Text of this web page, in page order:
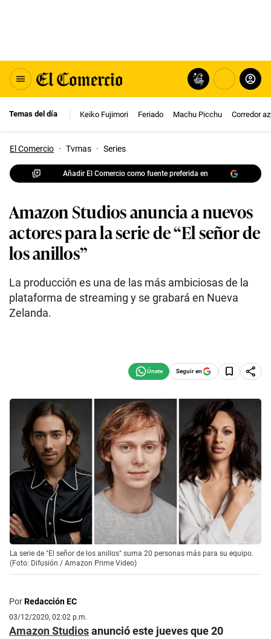
Temas del día Keiko Fujimori Feriado Machu Picchu Corredor
El Comercio · Tvmas · Series
Añadir El Comercio como fuente preferida en
Amazon Studios anuncia a nuevos
actores para la serie de “El señor de
los anillos”
La producción es una de las más ambiciosas de la
plataforma de streaming y se grabará en Nueva
Zelanda.
Seguir en
La serie de "El señor de los anillos" suma 20 personas más para su equipo.
(Foto: Difusión / Amazon Prime Video)
PorRedacción EC
03/12/2020, 02:02 p.m.
Amazon Studiosanunció este jueves que 20